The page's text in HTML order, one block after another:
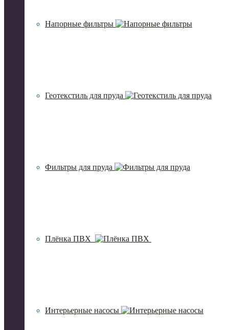
Напорные фильтры
Геотекстиль для пруда
Фильтры для пруда
Плёнка ПВХ
Интерьерные насосы